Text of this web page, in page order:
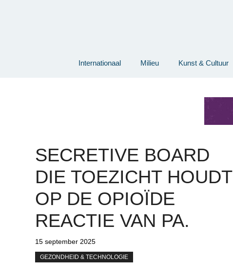
Internationaal Milieu Kunst & Cultuur
SECRETIVE BOARD
DIE TOEZICHT HOUDT
OP DE OPIOÏDE
REACTIE VAN PA.
15 september 2025
GEZONDHEID & TECHNOLOGIE